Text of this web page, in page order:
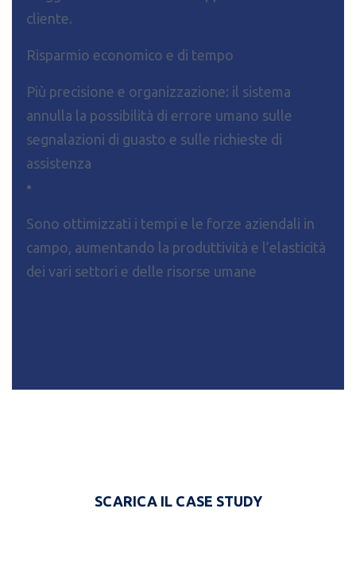
cliente.
Risparmio economico e di tempo
Più precisione e organizzazione: il sistema
annulla la possibilità di errore umano sulle
segnalazioni di guasto e sulle richieste di
assistenza
•
Sono ottimizzati i tempi e le forze aziendali in
campo, aumentando la produttività e l’elasticità
dei vari settori e delle risorse umane
SCARICA IL CASE STUDY